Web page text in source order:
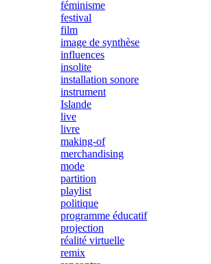
féminisme
festival
film
image de synthèse
influences
insolite
installation sonore
instrument
Islande
live
livre
making-of
merchandising
mode
partition
playlist
politique
programme éducatif
projection
réalité virtuelle
remix